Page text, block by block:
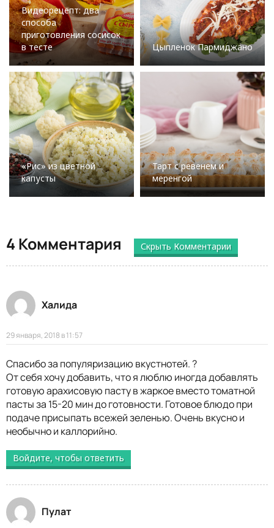
Видеорецепт: два
способа
приготовления сосисок
в тесте
Цыпленок Пармиджано
«Рис» из цветной
капусты
Тарт с ревенем и
меренгой
4 Комментария Скрыть Комментарии
Халида
29 января, 2018 в 11:57
Спасибо за популяризацию вкустнотей. ?
От себя хочу добавить, что я люблю иногда добавлять
готовую арахисовую пасту в жаркое вместо томатной
пасты за 15-20 мин до готовности. Готовое блюдо при
подаче присыпать всежей зеленью. Очень вкусно и
необычно и каллорийно.
Войдите, чтобы ответить
Пулат